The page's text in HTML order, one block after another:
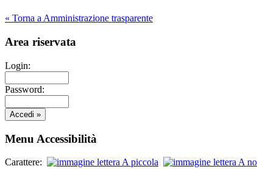
« Torna a Amministrazione trasparente
Area riservata
Login:
Password:
Menu Accessibilità
Carattere: